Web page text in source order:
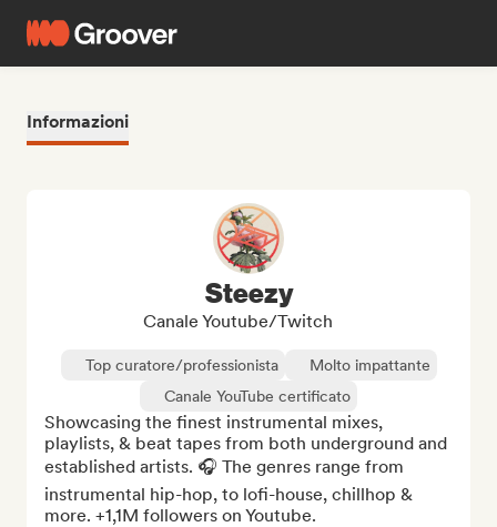
Informazioni
Steezy
Canale Youtube/Twitch
Top curatore/professionista
Molto impattante
Canale YouTube certificato
Showcasing the finest instrumental mixes,
playlists, & beat tapes from both underground and
established artists. 🎧 The genres range from
instrumental hip-hop, to lofi-house, chillhop &
more. +1,1M followers on Youtube.